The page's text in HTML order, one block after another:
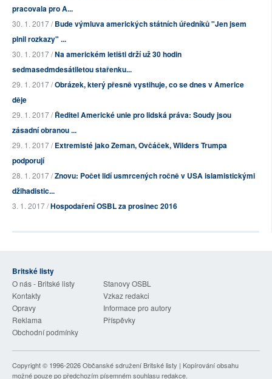
pracovala pro A...
30. 1. 2017 /Bude výmluva amerických státních úředníků "Jen jsem
plnil rozkazy" ...
30. 1. 2017 /Na americkém letišti drží už 30 hodin
sedmasedmdesátiletou stařenku...
29. 1. 2017 /Obrázek, který přesně vystihuje, co se dnes v Americe
děje
29. 1. 2017 /Ředitel Americké unie pro lidská práva: Soudy jsou
zásadní obranou ...
29. 1. 2017 /Extremisté jako Zeman, Ovčáček, Wilders Trumpa
podporují
28. 1. 2017 /Znovu: Počet lidí usmrcených ročně v USA islamistickými
džihadistic...
3. 1. 2017 /Hospodaření OSBL za prosinec 2016
Britské listy
O nás - Britské listy
Stanovy OSBL
Kontakty
Vzkaz redakci
Opravy
Informace pro autory
Reklama
Příspěvky
Obchodní podmínky
Copyright © 1996-2026Občanské sdružení Britské listy | Kopírování obsahu
možné pouze po předchozím písemném souhlasu redakce.